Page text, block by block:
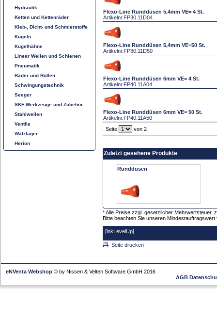
Hydraulik
Ketten und Kettenräder
Kleb-, Dicht- und Schmierstoffe
Kugeln
Kugelhähne
Linear Wellen und Schienen
Pneumatik
Räder und Rollen
Schwingungstechnik
Seeger
SKF Werkzeuge und Zubehör
Stahlwellen
Ventile
Wälzlager
Herion
Flexo-Line Runddüsen 5,4mm VE= 4 St.
Artikelnr. FP30.11D04
Flexo-Line Runddüsen 5,4mm VE=50 St.
Artikelnr. FP30.11D50
Flexo-Line Runddüsen 6mm VE= 4 St.
Artikelnr. FP40.11A04
Flexo-Line Runddüsen 6mm VE= 50 St.
Artikelnr. FP40.11A50
Seite
von 2
Zuletzt gesehene Produkte
Runddüsen
* Alle Preise zzgl. gesetzlicher Mehrwertsteuer,
Bitte beachten Sie unseren Mindestauftragswert
[lnkLevelUp]
Seite drucken
eNVenta Webshop © by Nissen & Velten Software GmbH 2016
AGB